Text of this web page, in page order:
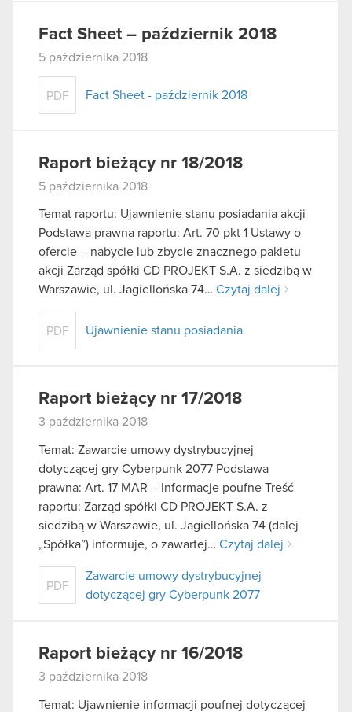
Fact Sheet – październik 2018
5 października 2018
PDF Fact Sheet - październik 2018
Raport bieżący nr 18/2018
5 października 2018
Temat raportu: Ujawnienie stanu posiadania akcji
Podstawa prawna raportu: Art. 70 pkt 1 Ustawy o
ofercie – nabycie lub zbycie znacznego pakietu
akcji Zarząd spółki CD PROJEKT S.A. z siedzibą w
Warszawie, ul. Jagiellońska 74… Czytaj dalej
PDF Ujawnienie stanu posiadania
Raport bieżący nr 17/2018
3 października 2018
Temat: Zawarcie umowy dystrybucyjnej
dotyczącej gry Cyberpunk 2077 Podstawa
prawna: Art. 17 MAR – Informacje poufne Treść
raportu: Zarząd spółki CD PROJEKT S.A. z
siedzibą w Warszawie, ul. Jagiellońska 74 (dalej
„Spółka”) informuje, o zawartej… Czytaj dalej
PDF
Zawarcie umowy dystrybucyjnej
dotyczącej gry Cyberpunk 2077
Raport bieżący nr 16/2018
3 października 2018
Temat: Ujawnienie informacji poufnej dotyczącej